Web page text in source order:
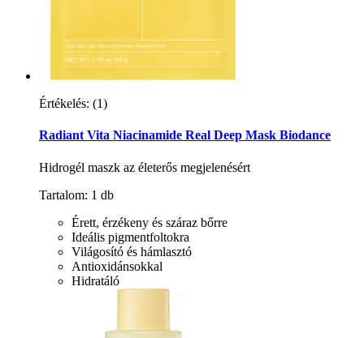
Értékelés: (1)
Radiant Vita Niacinamide Real Deep Mask Biodance
Hidrogél maszk az életerős megjelenésért
Tartalom: 1 db
Érett, érzékeny és száraz bőrre
Ideális pigmentfoltokra
Világosító és hámlasztó
Antioxidánsokkal
Hidratáló